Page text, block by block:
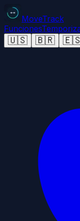
MoveTrack
Funciones
🇺🇸 🇧🇷